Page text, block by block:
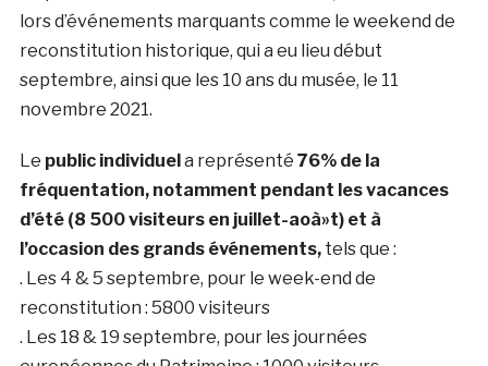
lors d’événements marquants comme le weekend de
reconstitution historique, qui a eu lieu début
septembre, ainsi que les 10 ans du musée, le 11
novembre 2021.
Le public individuela représenté 76% de la
fréquentation, notamment pendant les vacances
d’été (8 500 visiteurs en juillet-aoà»t) et à
l’occasion des grands événements,tels que :
. Les 4 & 5 septembre, pour le week-end de
reconstitution : 5800 visiteurs
. Les 18 & 19 septembre, pour les journées